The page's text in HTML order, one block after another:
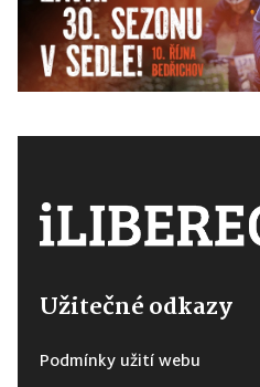
Užitečné odkazy
Podmínky užití webu